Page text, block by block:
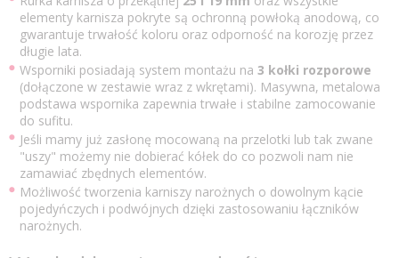
elementy karnisza pokryte są ochronną powłoką anodową, co
gwarantuje trwałość koloru oraz odporność na korozję przez
długie lata.
Wsporniki posiadają system montażu na 3 kołki rozporowe
(dołączone w zestawie wraz z wkrętami). Masywna, metalowa
podstawa wspornika zapewnia trwałe i stabilne zamocowanie
do sufitu.
Jeśli mamy już zasłonę mocowaną na przelotki lub tak zwane
"uszy" możemy nie dobierać kółek do co pozwoli nam nie
zamawiać zbędnych elementów.
Możliwość tworzenia karniszy narożnych o dowolnym kącie
pojedyńczych i podwójnych dzięki zastosowaniu łączników
narożnych.